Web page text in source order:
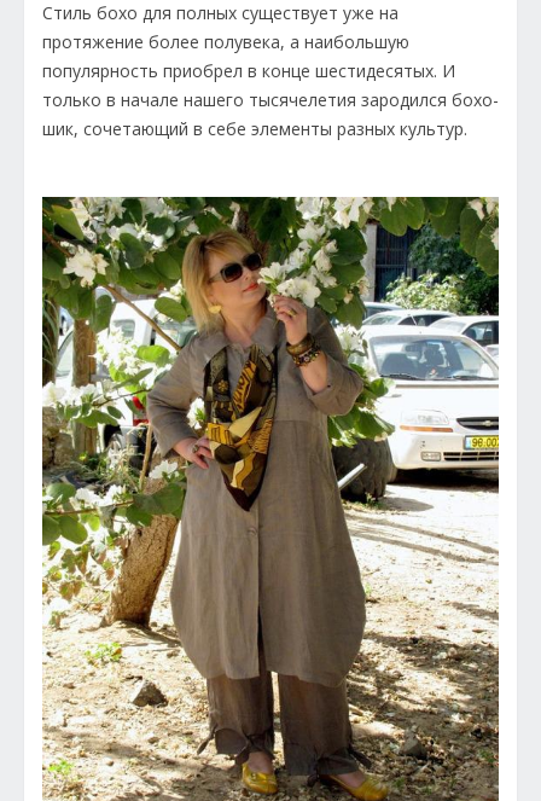
Стиль бохо для полных существует уже на
протяжение более полувека, а наибольшую
популярность приобрел в конце шестидесятых. И
только в начале нашего тысячелетия зародился бохо-
шик, сочетающий в себе элементы разных культур.